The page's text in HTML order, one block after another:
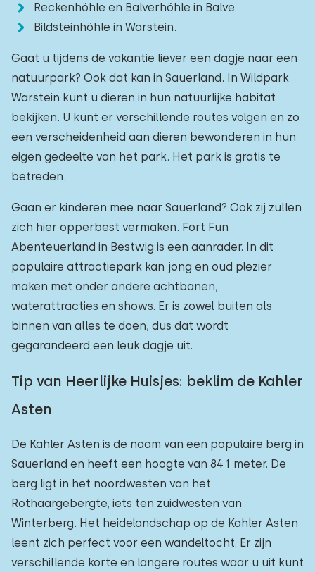
Reckenhöhle en Balverhöhle in Balve
Bildsteinhöhle in Warstein.
Gaat u tijdens de vakantie liever een dagje naar een
natuurpark? Ook dat kan in Sauerland. In Wildpark
Warstein kunt u dieren in hun natuurlijke habitat
bekijken. U kunt er verschillende routes volgen en zo
een verscheidenheid aan dieren bewonderen in hun
eigen gedeelte van het park. Het park is gratis te
betreden.
Gaan er kinderen mee naar Sauerland? Ook zij zullen
zich hier opperbest vermaken. Fort Fun
Abenteuerland in Bestwig is een aanrader. In dit
populaire attractiepark kan jong en oud plezier
maken met onder andere achtbanen,
waterattracties en shows. Er is zowel buiten als
binnen van alles te doen, dus dat wordt
gegarandeerd een leuk dagje uit.
Tip van Heerlijke Huisjes: beklim de Kahler
Asten
De Kahler Asten is de naam van een populaire berg in
Sauerland en heeft een hoogte van 841 meter. De
berg ligt in het noordwesten van het
Rothaargebergte, iets ten zuidwesten van
Winterberg. Het heidelandschap op de Kahler Asten
leent zich perfect voor een wandeltocht. Er zijn
verschillende korte en langere routes waar u uit kunt